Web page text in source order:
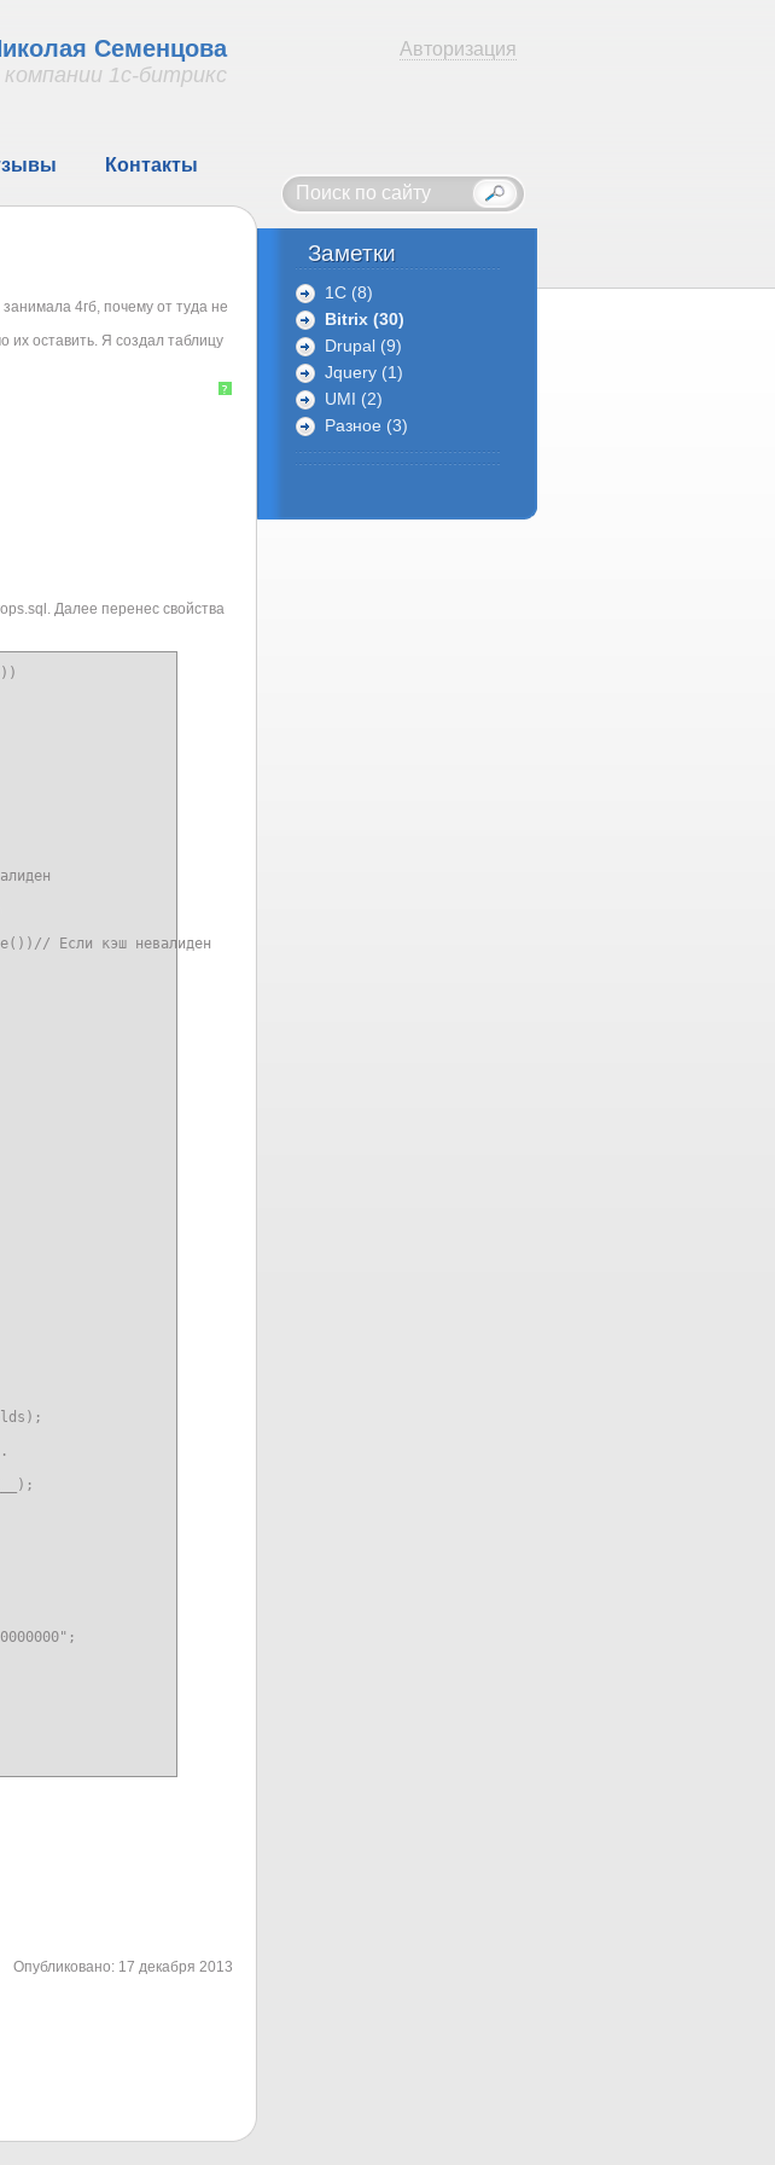
Авторизация
Семенцова
1с-битрикс
Контакты
4гб, почему от туда не
их оставить. Я создал таблицу
?
Далее перенес свойства
Если кэш невалиден
Опубликовано: 17 декабря 2013
Заметки
1C (8)
Bitrix (30)
Drupal (9)
Jquery (1)
UMI (2)
Разное (3)